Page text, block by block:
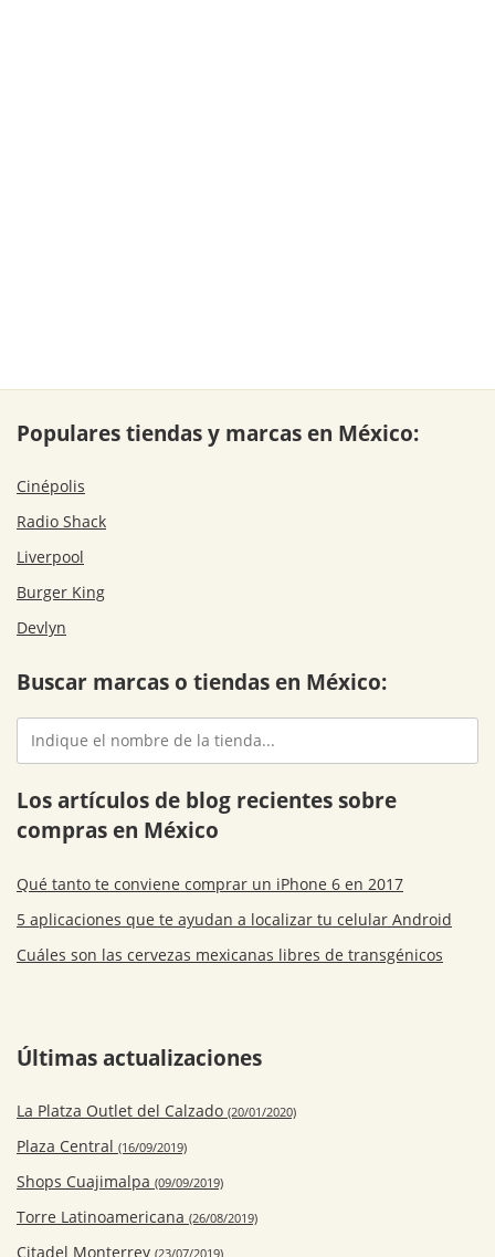
Populares tiendas y marcas en México:
Cinépolis
Radio Shack
Liverpool
Burger King
Devlyn
Buscar marcas o tiendas en México:
Los artículos de blog recientes sobre
compras en México
Qué tanto te conviene comprar un iPhone 6 en 2017
5 aplicaciones que te ayudan a localizar tu celular Android
Cuáles son las cervezas mexicanas libres de transgénicos
Últimas actualizaciones
La Platza Outlet del Calzado (20/01/2020)
Plaza Central (16/09/2019)
Shops Cuajimalpa (09/09/2019)
Torre Latinoamericana (26/08/2019)
Citadel Monterrey (23/07/2019)